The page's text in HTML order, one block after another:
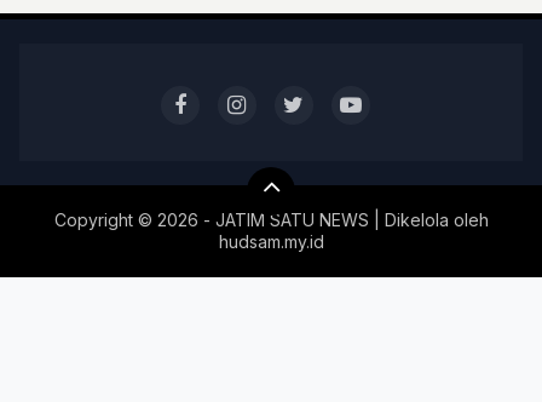
Copyright © 2026 - JATIM SATU NEWS | Dikelola oleh
hudsam.my.id